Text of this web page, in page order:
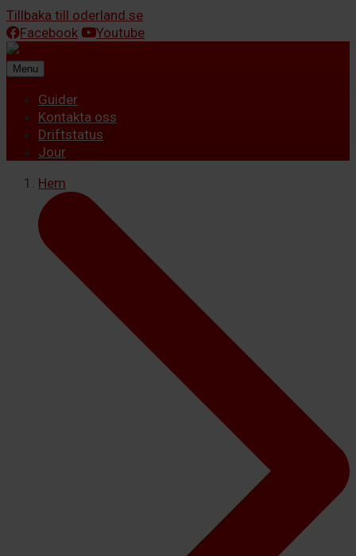
Tillbaka till oderland.se
Facebook
Youtube
Menu
Guider
Kontakta oss
Driftstatus
Jour
Hem